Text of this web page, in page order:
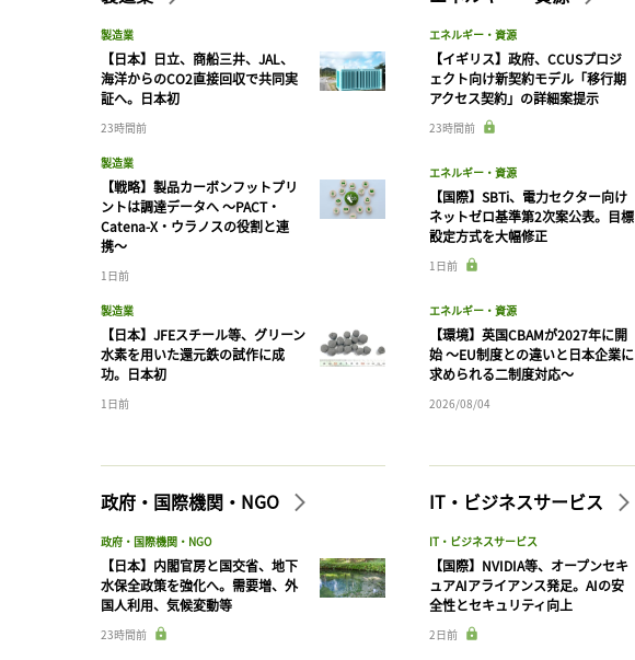
製造業
【日本】日立、商船三井、JAL、
海洋からのCO2直接回収で共同実
証へ。日本初
23時間前
製造業
【戦略】製品カーボンフットプリ
ントは調達データへ 〜PACT・
Catena-X・ウラノスの役割と連
携〜
1日前
製造業
【日本】JFEスチール等、グリーン
水素を用いた還元鉄の試作に成
功。日本初
1日前
エネルギー・資源
【イギリス】政府、CCUSプロジ
ェクト向け新契約モデル「移行期
アクセス契約」の詳細案提示
23時間前
エネルギー・資源
【国際】SBTi、電力セクター向け
ネットゼロ基準第2次案公表。目標
設定方式を大幅修正
1日前
エネルギー・資源
【環境】英国CBAMが2027年に開
始 〜EU制度との違いと日本企業に
求められる二制度対応〜
2026/08/04
政府・国際機関・NGO
政府・国際機関・NGO
【日本】内閣官房と国交省、地下
水保全政策を強化へ。需要増、外
国人利用、気候変動等
23時間前
IT・ビジネスサービス
IT・ビジネスサービス
【国際】NVIDIA等、オープンセキ
ュアAIアライアンス発足。AIの安
全性とセキュリティ向上
2日前